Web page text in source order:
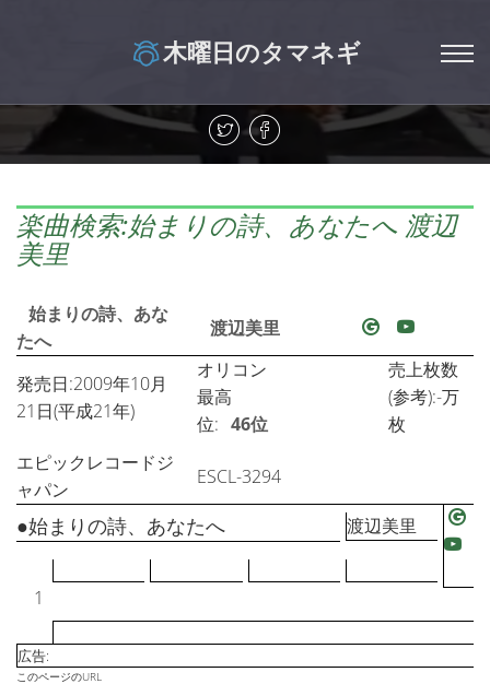
木曜日のタマネギ
楽曲検索:始まりの詩、あなたへ 渡辺
美里
始まりの詩、あな
たへ
渡辺美里
発売日:2009年10月
21日(平成21年)
オリコン
最高
位: 46位
売上枚数
(参考):-万
枚
エピックレコードジ
ャパン
ESCL-3294
1
●始まりの詩、あなたへ 渡辺美里
広告:
このページのURL